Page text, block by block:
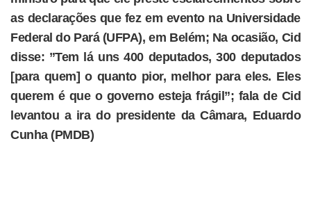
as declarações que fez em evento na Universidade
Federal do Pará (UFPA), em Belém; Na ocasião, Cid
disse: ”Tem lá uns 400 deputados, 300 deputados
[para quem] o quanto pior, melhor para eles. Eles
querem é que o governo esteja frágil”; fala de Cid
levantou a ira do presidente da Câmara, Eduardo
Cunha (PMDB)